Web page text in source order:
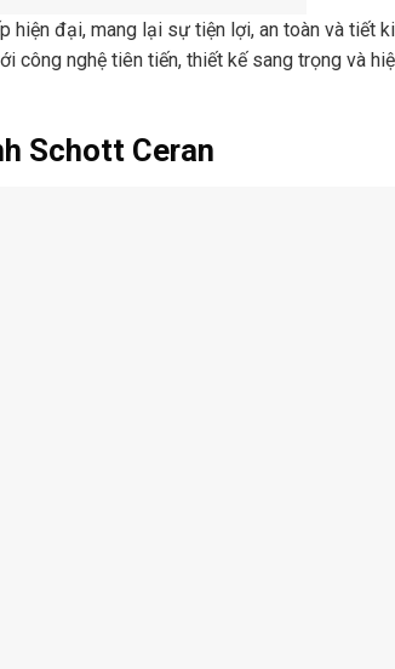
hiện đại, mang lại sự tiện lợi, an toàn và tiết
công nghệ tiên tiến, thiết kế sang trọng và
Schott Ceran